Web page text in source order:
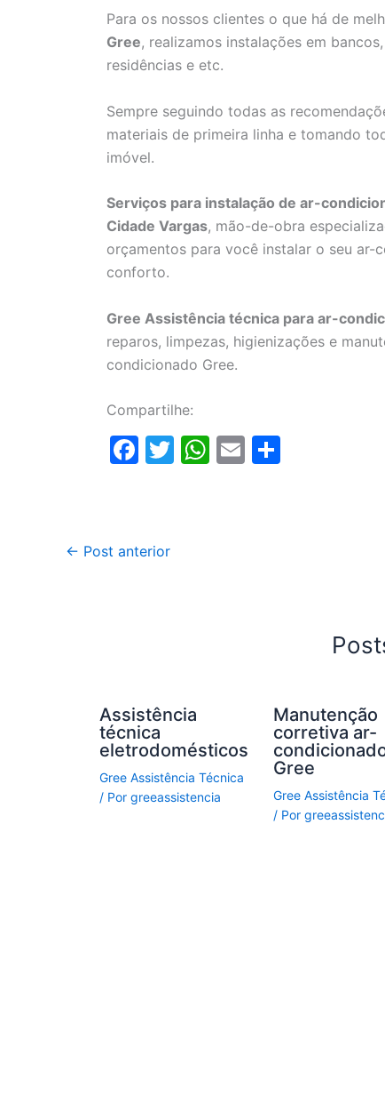
Para os nossos clientes o que há de
Gree, realizamos instalações em
residências e etc.
Sempre seguindo todas as
materiais de primeira linha e tomando
imóvel.
Serviços para instalação de ar-
Cidade Vargas, mão-de-obra
orçamentos para você instalar o seu
conforto.
Gree Assistência técnica para ar-
reparos, limpezas, higienizações e
condicionado Gree.
Compartilhe:
F
b
T
W E
← Post anterior
Assistência
técnica
eletrodomésticos
Gree Assistência Técnica
/ Por greeassistencia
Manutenção
corretiva ar-
Gree
Gree Assistência
/ Por